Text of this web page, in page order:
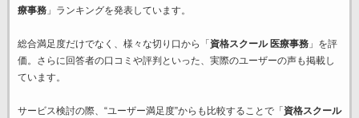
療事務」ランキングを発表しています。
総合満足度だけでなく、様々な切り口から「 資格スクール 医療事務」を評
価。さらに回答者の口コミや評判といった、実際のユーザーの声も掲載し
ています。
サービス検討の際、“ユーザー満足度”からも比較することで「 資格スクール